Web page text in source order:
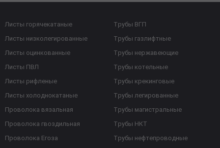
Листы горячекатаные
Листы низколегированные
Листы оцинкованные
Листы ПВЛ
Листы рифленые
Листы холоднокатаные
Проволока вязальная
Проволока гвоздильная
Проволока Егоза
Трубы ВГП
Трубы газлифтные
Трубы нержавеющие
Трубы котельные
Трубы крекинговые
Трубы легированные
Трубы магистральные
Трубы НКТ
Трубы нефтепроводные